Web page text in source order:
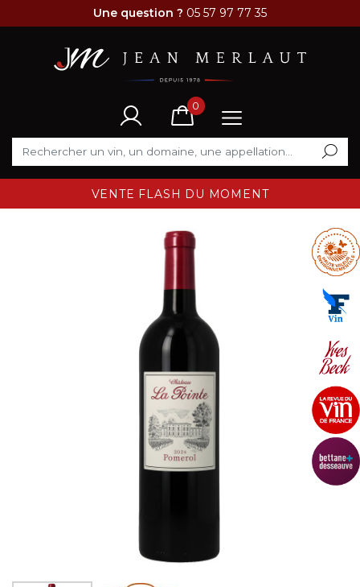
Une question ? 05 57 97 77 35
0
VENTE FLASH DU MOMENT